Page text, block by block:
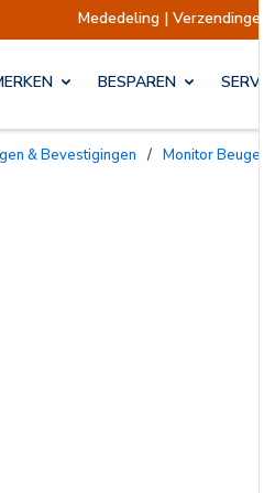
| Verzendingen opgeschort
BESPAREN
& Bevestigingen / Monitor Beugels